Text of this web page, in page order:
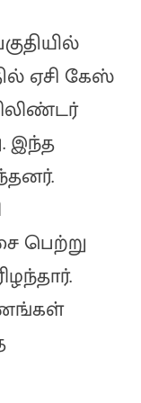
ஏசி கேஸ்
இந்த
பெற்று